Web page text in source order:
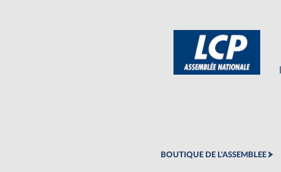
BOUTIQUE DE L'ASSEMBLEE